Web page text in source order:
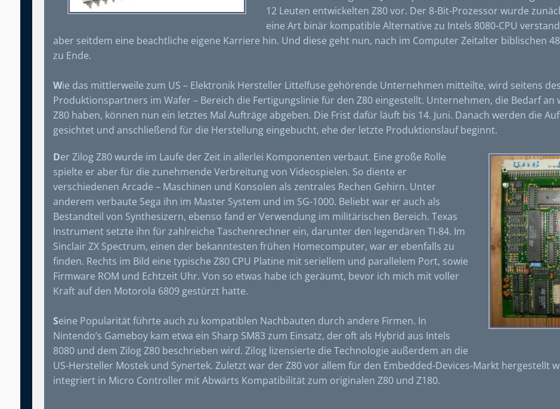
12 Leuten entwickelten Z80 vor. Der 8-Bit-Prozessor wurde
eine Art binär kompatible Alternative zu Intels 8080-CPU
aber seitdem eine beachtliche eigene Karriere hin. Und diese geht nun, nach im Computer Zeitalter biblischen 48
zu Ende.
Wie das mittlerweile zum US – Elektronik Hersteller Littelfuse gehörende Unternehmen mitteilte, wird seitens des
Produktionspartners im Wafer – Bereich die Fertigungslinie für den Z80 eingestellt. Unternehmen, die Bedarf an
Z80 haben, können nun ein letztes Mal Aufträge abgeben. Die Frist dafür läuft bis 14. Juni. Danach werden die
gesichtet und anschließend für die Herstellung eingebucht, ehe der letzte Produktionslauf beginnt.
Der Zilog Z80 wurde im Laufe der Zeit in allerlei Komponenten verbaut. Eine große Rolle
spielte er aber für die zunehmende Verbreitung von Videospielen. So diente er
verschiedenen Arcade – Maschinen und Konsolen als zentrales Rechen Gehirn. Unter
anderem verbaute Sega ihn im Master System und im SG-1000. Beliebt war er auch als
Bestandteil von Synthesizern, ebenso fand er Verwendung im militärischen Bereich. Texas
Instrument setzte ihn für zahlreiche Taschenrechner ein, darunter den legendären TI-84. Im
Sinclair ZX Spectrum, einen der bekanntesten frühen Homecomputer, war er ebenfalls zu
finden. Rechts im Bild eine typische Z80 CPU Platine mit seriellem und parallelem Port, sowie
Firmware ROM und Echtzeit Uhr. Von so etwas habe ich geräumt, bevor ich mich mit voller
Kraft auf den Motorola 6809 gestürzt hatte.
Seine Popularität führte auch zu kompatiblen Nachbauten durch andere Firmen. In
Nintendo’s Gameboy kam etwa ein Sharp SM83 zum Einsatz, der oft als Hybrid aus Intels
8080 und dem Zilog Z80 beschrieben wird. Zilog lizensierte die Technologie außerdem an die
US-Hersteller Mostek und Synertek. Zuletzt war der Z80 vor allem für den Embedded-Devices-Markt hergestellt
integriert in Micro Controller mit Abwärts Kompatibilität zum originalen Z80 und Z180.